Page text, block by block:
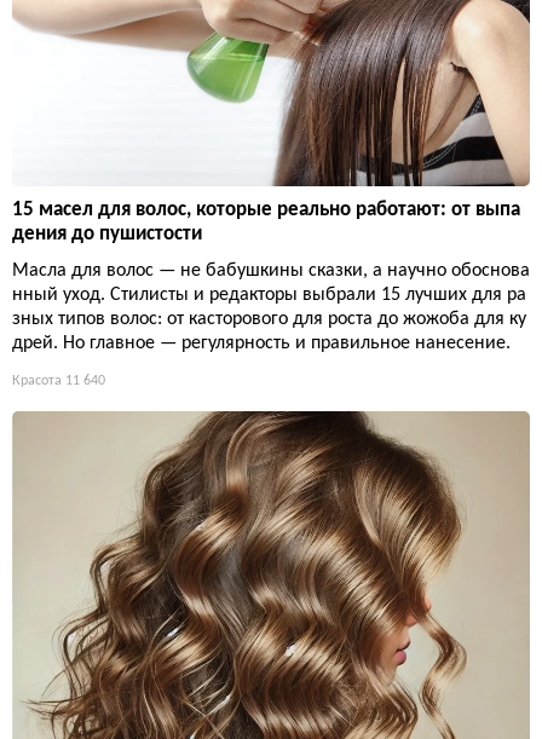
15 масел для волос, которые реально работают: от выпа
дения до пушистости
Масла для волос — не бабушкины сказки, а научно обоснова
нный уход. Стилисты и редакторы выбрали 15 лучших для ра
зных типов волос: от касторового для роста до жожоба для ку
дрей. Но главное — регулярность и правильное нанесение.
Красота 11 640